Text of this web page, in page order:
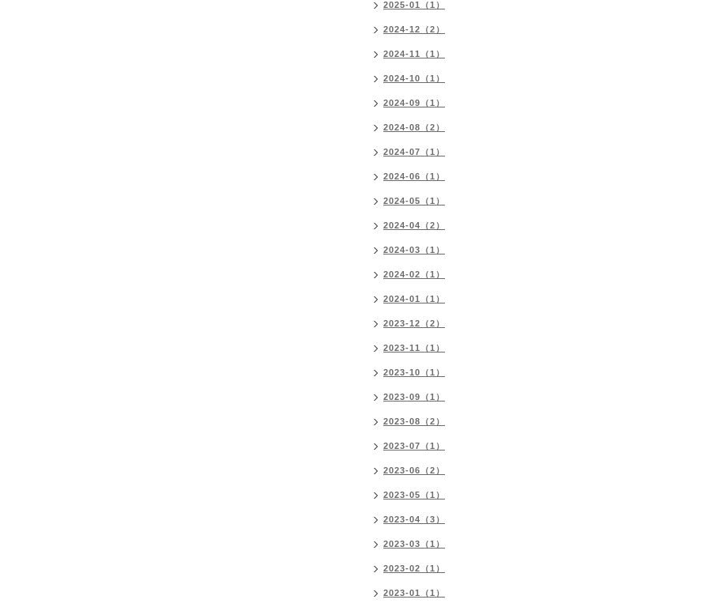
2025-01（1）
2024-12（2）
2024-11（1）
2024-10（1）
2024-09（1）
2024-08（2）
2024-07（1）
2024-06（1）
2024-05（1）
2024-04（2）
2024-03（1）
2024-02（1）
2024-01（1）
2023-12（2）
2023-11（1）
2023-10（1）
2023-09（1）
2023-08（2）
2023-07（1）
2023-06（2）
2023-05（1）
2023-04（3）
2023-03（1）
2023-02（1）
2023-01（1）